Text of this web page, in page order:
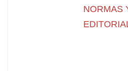
NORMAS